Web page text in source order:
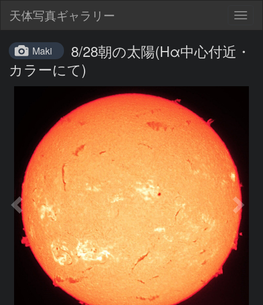
天体写真ギャラリー
Maki
8/28朝の太陽(Hα中心付近・
カラーにて)